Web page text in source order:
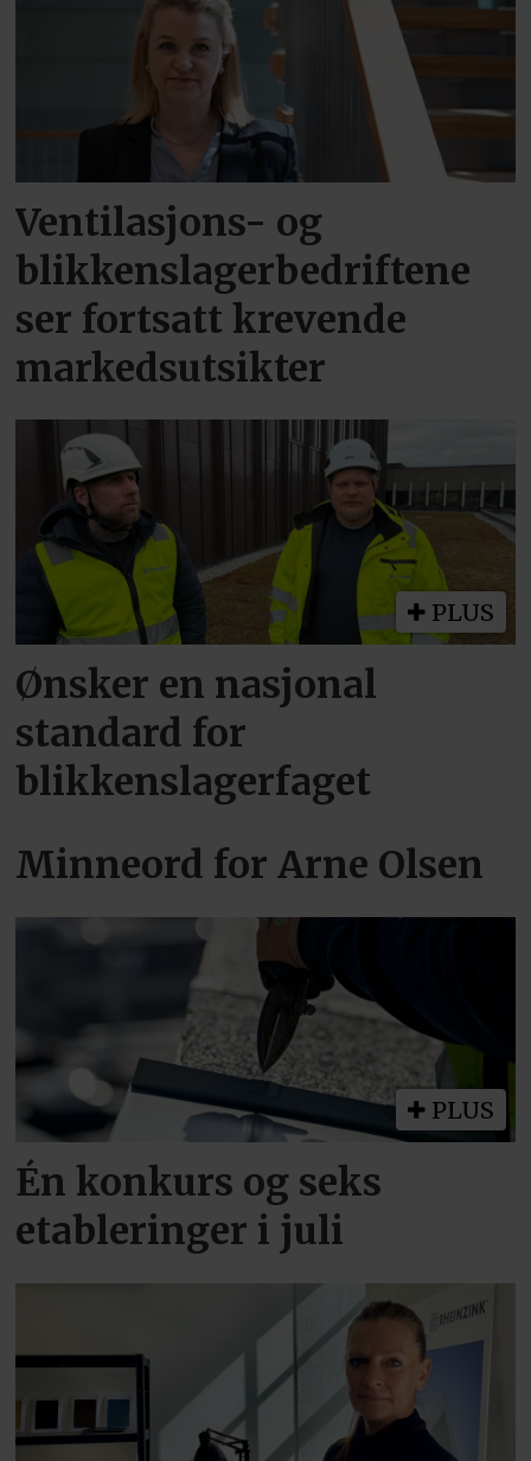
Ventilasjons- og
blikkenslagerbedriftene
ser fortsatt krevende
markedsutsikter
PLUS
Ønsker en nasjonal
standard for
blikkenslagerfaget
Minneord for Arne Olsen
PLUS
Én konkurs og seks
etableringer i juli